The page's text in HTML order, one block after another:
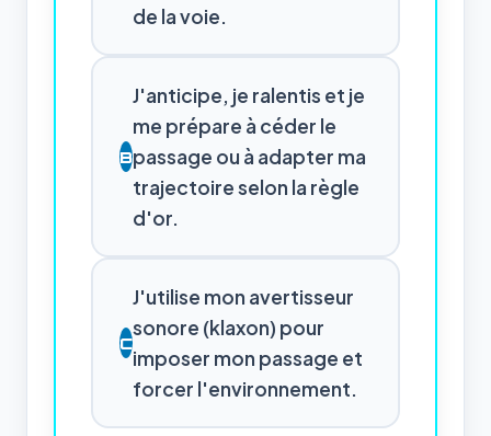
de la voie.
B
J'anticipe, je ralentis et je
me prépare à céder le
passage ou à adapter ma
trajectoire selon la règle
d'or.
C
J'utilise mon avertisseur
sonore (klaxon) pour
imposer mon passage et
forcer l'environnement.